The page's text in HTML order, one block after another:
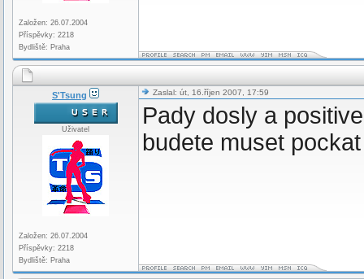
Založen: 26.07.2004
Příspěvky: 2218
Bydliště: Praha
S'Tsung
Uživatel
Založen: 26.07.2004
Příspěvky: 2218
Bydliště: Praha
Zaslal: út, 16.říjen 2007, 17:59
Pady dosly a
budete muset